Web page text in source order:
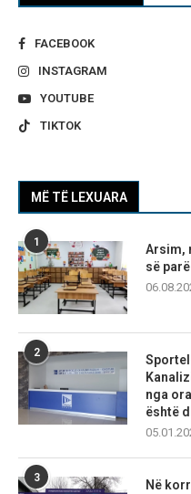
FACEBOOK
INSTAGRAM
YOUTUBE
TIKTOK
MË TË LEXUARA
1
Arsim,
së
2
nga
është
3
Në